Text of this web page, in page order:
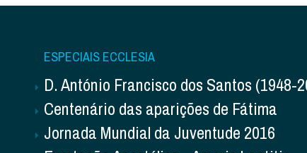
ESPECIAIS ECCLESIA
D. António Francisco dos Santos (1948-
Centenário das aparições de Fátima
Jornada Mundial da Juventude 2016